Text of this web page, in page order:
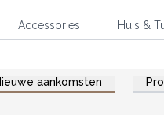
Accessories Huis &
aankomsten